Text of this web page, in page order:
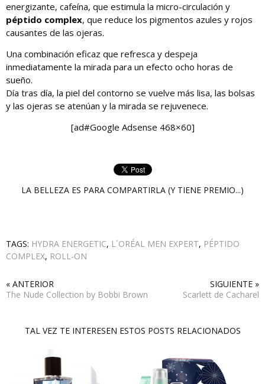
energizante, cafeína, que estimula la micro-circulación y
péptido complex, que reduce los pigmentos azules y rojos
causantes de las ojeras.
Una combinación eficaz que refresca y despeja
inmediatamente la mirada para un efecto ocho horas de
sueño.
Día tras día, la piel del contorno se vuelve más lisa, las bolsas
y las ojeras se atenúan y la mirada se rejuvenece.
[ad#Google Adsense 468×60]
LA BELLEZA ES PARA COMPARTIRLA (Y TIENE PREMIO...)
TAGS: HYDRA ENERGETIC, L´ORÉAL MEN EXPERT, PÉPTIDO
COMPLEX, ROLL-ON
« ANTERIOR
The Nude Collection by Bobbi Brown
SIGUIENTE »
Scarlett de Cacharel
TAL VEZ TE INTERESEN ESTOS POSTS RELACIONADOS